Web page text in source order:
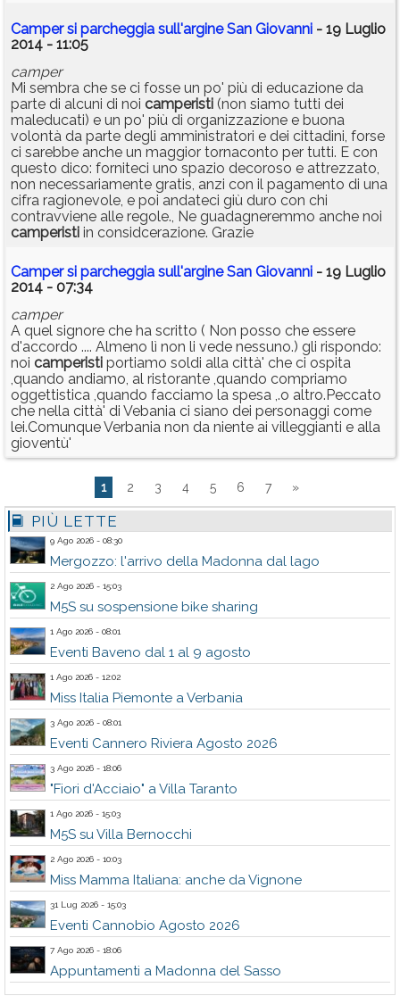
Camper si parcheggia sull'argine San Giovanni - 19 Luglio
2014 - 11:05
camper
Mi sembra che se ci fosse un po' più di educazione da
parte di alcuni di noi camperisti (non siamo tutti dei
maleducati) e un po' più di organizzazione e buona
volontà da parte degli amministratori e dei cittadini, forse
ci sarebbe anche un maggior tornaconto per tutti. E con
questo dico: forniteci uno spazio decoroso e attrezzato,
non necessariamente gratis, anzi con il pagamento di una
cifra ragionevole, e poi andateci giù duro con chi
contravviene alle regole., Ne guadagneremmo anche noi
camperisti in considcerazione. Grazie
Camper si parcheggia sull'argine San Giovanni - 19 Luglio
2014 - 07:34
camper
A quel signore che ha scritto ( Non posso che essere
d'accordo .... Almeno lì non li vede nessuno.) gli rispondo:
noi camperisti portiamo soldi alla città' che ci ospita
,quando andiamo, al ristorante ,quando compriamo
oggettistica ,quando facciamo la spesa ,.o altro.Peccato
che nella città' di Vebania ci siano dei personaggi come
lei.Comunque Verbania non da niente ai villeggianti e alla
gioventù'
1 2 3 4 5 6 7 »
PIÙ LETTE
9 Ago 2026 - 08:30
Mergozzo: l'arrivo della Madonna dal lago
2 Ago 2026 - 15:03
M5S su sospensione bike sharing
1 Ago 2026 - 08:01
Eventi Baveno dal 1 al 9 agosto
1 Ago 2026 - 12:02
Miss Italia Piemonte a Verbania
3 Ago 2026 - 08:01
Eventi Cannero Riviera Agosto 2026
3 Ago 2026 - 18:06
"Fiori d'Acciaio" a Villa Taranto
1 Ago 2026 - 15:03
M5S su Villa Bernocchi
2 Ago 2026 - 10:03
Miss Mamma Italiana: anche da Vignone
31 Lug 2026 - 15:03
Eventi Cannobio Agosto 2026
7 Ago 2026 - 18:06
Appuntamenti a Madonna del Sasso